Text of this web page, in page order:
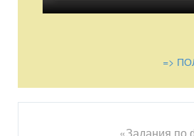
=>
«Задания по